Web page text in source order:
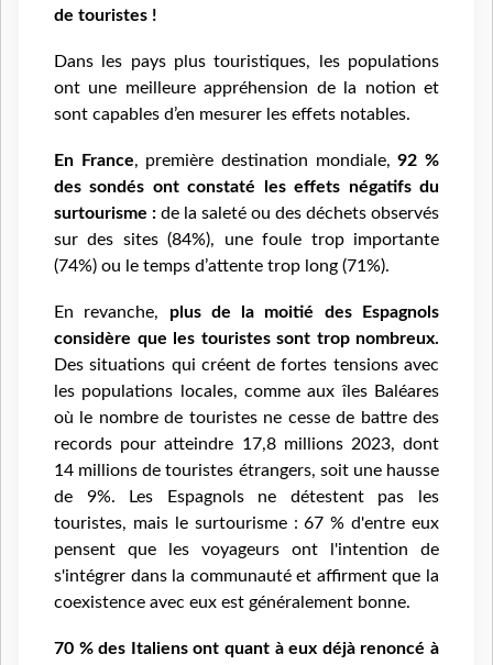
de touristes !
Dans les pays plus touristiques, les populations
ont une meilleure appréhension de la notion et
sont capables d’en mesurer les effets notables.
En France, première destination mondiale,92 %
des sondés ont constaté les effets négatifs du
surtourisme : de la saleté ou des déchets observés
sur des sites (84%), une foule trop importante
(74%) ou le temps d’attente trop long (71%).
En revanche, plus de la moitié des Espagnols
considère que les touristes sont trop nombreux.
Des situations qui créent de fortes tensions avec
les populations locales, comme aux îles Baléares
où le nombre de touristes ne cesse de battre des
records pour atteindre 17,8 millions 2023, dont
14 millions de touristes étrangers, soit une hausse
de 9%. Les Espagnols ne détestent pas les
touristes, mais le surtourisme : 67 % d'entre eux
pensent que les voyageurs ont l'intention de
s'intégrer dans la communauté et affirment que la
coexistence avec eux est généralement bonne.
70 % des Italiens ont quant à eux déjà renoncé à